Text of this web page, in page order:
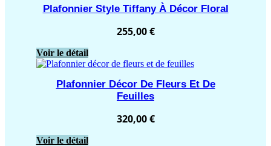
Plafonnier Style Tiffany À Décor Floral
255,00€
Voir le détail
Plafonnier Décor De Fleurs Et De
Feuilles
320,00€
Voir le détail